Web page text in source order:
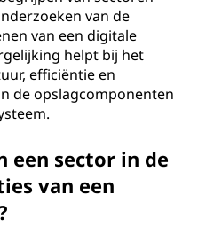
van de
van een digitale
helpt bij het
efficiëntie en
de opslagcomponenten
een sector in de
van een